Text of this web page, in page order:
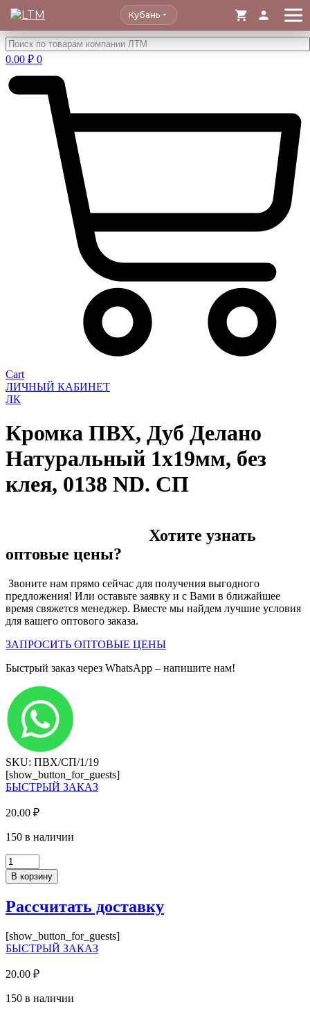
Перейти
к
содержимому
Кубань
0.00 ₽ 0
Cart
ЛИЧНЫЙ КАБИНЕТ
ЛК
Кромка ПВХ, Дуб Делано
Натуральный 1х19мм, без
клея, 0138 ND. СП
Хотите узнать
оптовые цены?
Звоните нам прямо сейчас для получения выгодного
предложения! Или оставьте заявку и с Вами в ближайшее
время свяжется менеджер. Вместе мы найдем лучшие условия
для вашего оптового заказа.
ЗАПРОСИТЬ ОПТОВЫЕ ЦЕНЫ
Быстрый заказ через WhatsApp – напишите нам!
SKU: ПВХ/СП/1/19
[show_button_for_guests]
БЫСТРЫЙ ЗАКАЗ
20.00 ₽
150 в наличии
Количество
товара
Кромка
Дуб
Натуральный
1х19мм,
клея,
ND.
В корзину
Рассчитать доставку
[show_button_for_guests]
БЫСТРЫЙ ЗАКАЗ
20.00 ₽
150 в наличии